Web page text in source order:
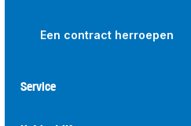
Een contract herroepen
Service